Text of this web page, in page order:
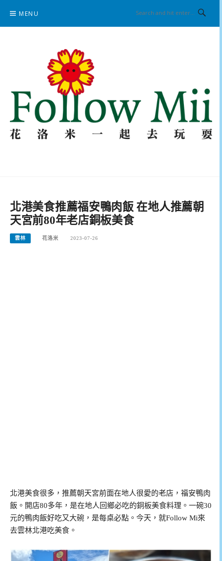
content
MENU
北港美食推薦福安鴨肉飯 在地人推薦朝
天宮前80年老店銅板美食
雲林 花洛米 2023-07-26
北港美食很多，推薦朝天宮前面在地人很愛的老店，福安鴨肉
飯。開店80多年，是在地人回鄉必吃的銅板美食料理。一碗30
元的鴨肉飯好吃又大碗，是每桌必點。今天，就Follow Mi來
去雲林北港吃美食。